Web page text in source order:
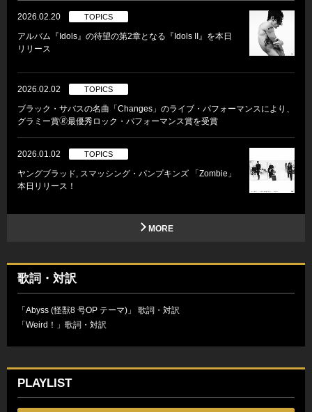
2026.02.20 TOPICS
アルバム『Idols』の待望の第2章となる『Idols II』を本日
リリース
2026.02.02 TOPICS
ブラック・サバスの名曲「Changes」のライブ・パフォーマンスにより、
グラミー賞🄬最優秀ロック・パフォーマンス賞を受賞
2026.01.02 TOPICS
ヤングブラッド, スマッシング・パンプキンズ 「Zombie」
本日リリース！
MORE
歌詞・対訳
「Abyss (怪獣8 号OP テーマ)」 歌詞・対訳
「Weird！」歌詞・対訳
PLAYLIST